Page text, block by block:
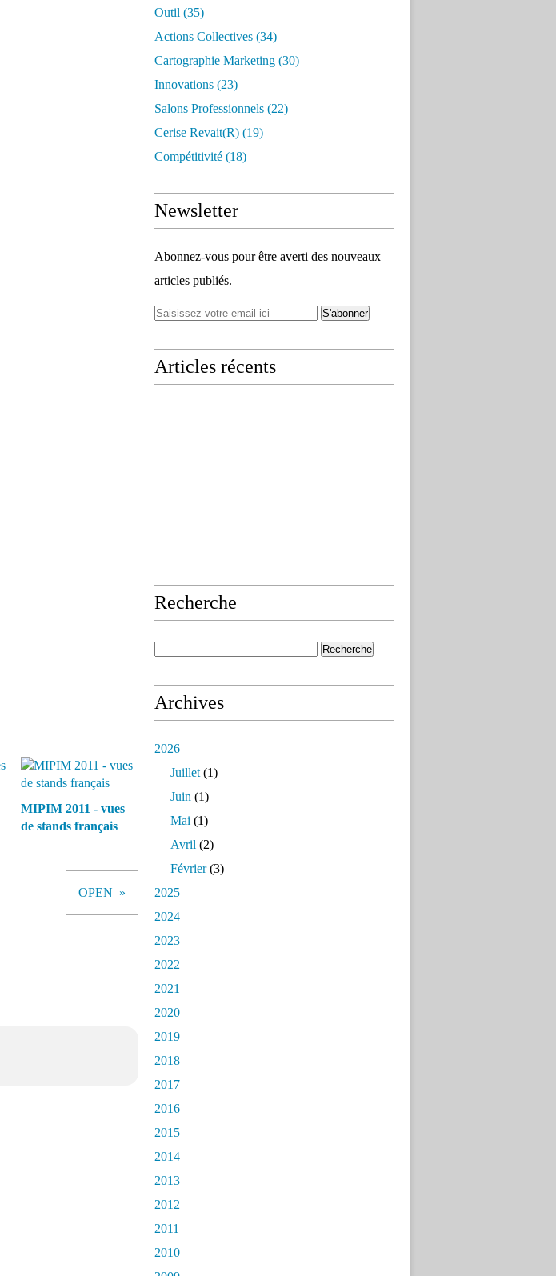
MIPIM 2011 - vues
de stands français
OPEN
Outil (35)
Actions Collectives (34)
Cartographie Marketing (30)
Innovations (23)
Salons Professionnels (22)
Cerise Revait(r) (19)
Compétitivité (18)
Newsletter
Abonnez-vous pour être averti des nouveaux
articles publiés.
Articles récents
Recherche
Archives
2026
Juillet (1)
Juin (1)
Mai (1)
Avril (2)
Février(3)
2025
2024
2023
2022
2021
2020
2019
2018
2017
2016
2015
2014
2013
2012
2011
2010